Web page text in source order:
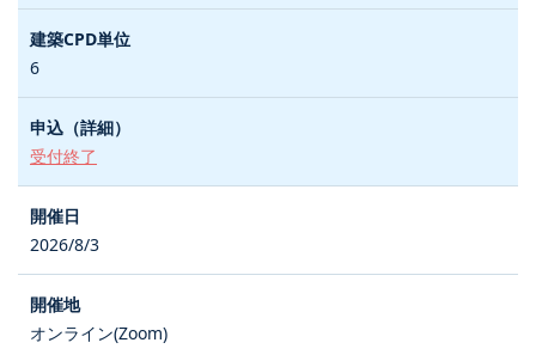
6
受付終了
2026/8/3
オンライン(Zoom)